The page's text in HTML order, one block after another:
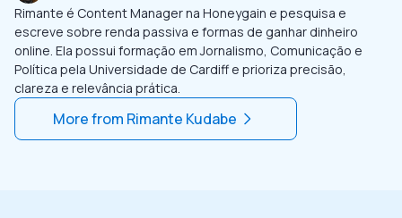
Rimante é Content Manager na Honeygain e pesquisa e
escreve sobre renda passiva e formas de ganhar dinheiro
online. Ela possui formação em Jornalismo, Comunicação e
Política pela Universidade de Cardiff e prioriza precisão,
clareza e relevância prática.
More from Rimante Kudabe